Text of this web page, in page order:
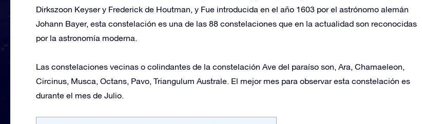
Dirkszoon Keyser y Frederick de Houtman, y Fue introducida en el año 1603 por el astrónomo alemán
Johann Bayer, esta constelación es una de las 88 constelaciones que en la actualidad son reconocidas
por la astronomía moderna.
Las constelaciones vecinas o colindantes de la constelación Ave del paraíso son, Ara, Chamaeleon,
Circinus, Musca, Octans, Pavo, Triangulum Australe. El mejor mes para observar esta constelación es
durante el mes de Julio.